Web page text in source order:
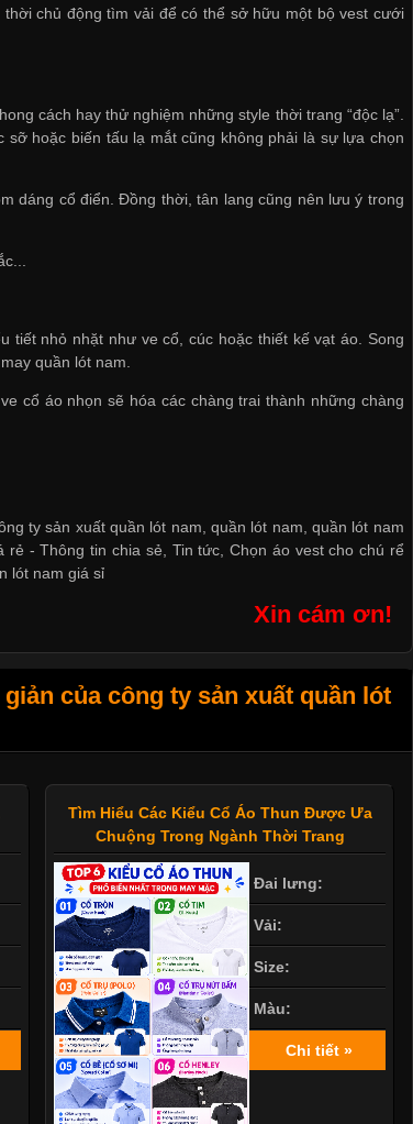
chủ động tìm vải để có thể sở hữu một bộ vest cưới
cách hay thử nghiệm những style thời trang “độc lạ”.
hoặc biến tấu lạ mắt cũng không phải là sự lựa chọn
dáng cổ điển. Đồng thời, tân lang cũng nên lưu ý trong
tiết nhỏ nhặt như ve cổ, cúc hoặc thiết kế vạt áo. Song
quần lót nam
cổ áo nhọn sẽ hóa các chàng trai thành những chàng
ty sản xuất quần lót nam, quần lót nam, quần lót nam
rẻ -Thông tin chia sẻ Tin tức ,Chọn áo vest cho chú rể
lót nam giá sỉ
Xin cám ơn!
của công ty sản xuất quần lót
Tìm Hiểu Các Kiểu Cổ Áo Thun Được Ưa
Chuộng Trong Ngành Thời Trang
Đai lưng:
Vải:
Size:
Màu:
Chi tiết »